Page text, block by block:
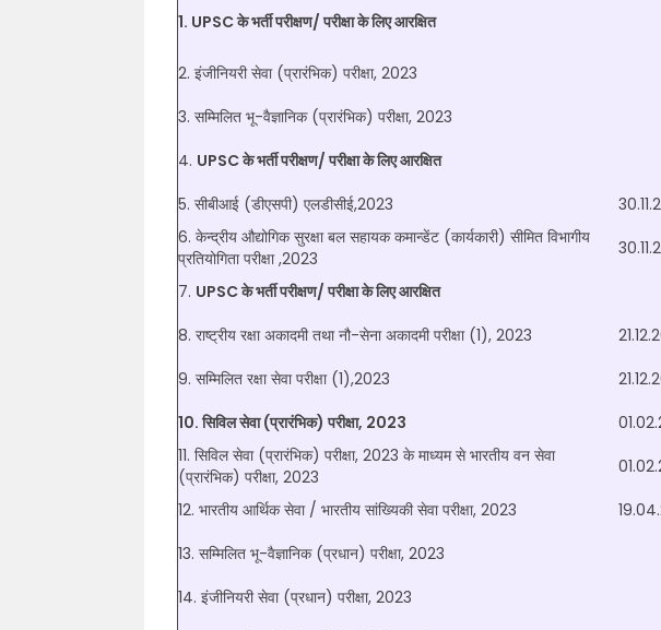
1. UPSC के भर्ती परीक्षण/ परीक्षा के लिए आरक्षित
2. इंजीनियरी सेवा (प्रारंभिक) परीक्षा, 2023
3. सम्मिलित भू-वैज्ञानिक (प्रारंभिक) परीक्षा, 2023
4. UPSC के भर्ती परीक्षण/ परीक्षा के लिए आरक्षित
5. सीबीआई (डीएसपी) एलडीसीई,2023
6. केन्द्रीय औद्योगिक सुरक्षा बल सहायक कमान्डेंट (कार्यकारी) सीमित विभागीय
प्रतियोगिता परीक्षा ,2023
7. UPSC के भर्ती परीक्षण/ परीक्षा के लिए आरक्षित
8. राष्ट्रीय रक्षा अकादमी तथा नौ-सेना अकादमी परीक्षा (1), 2023
9. सम्मिलित रक्षा सेवा परीक्षा (1),2023
10. सिविल सेवा (प्रारंभिक) परीक्षा, 2023
11. सिविल सेवा (प्रारंभिक) परीक्षा, 2023 के माध्यम से भारतीय वन सेवा
(प्रारंभिक) परीक्षा, 2023
12. भारतीय आर्थिक सेवा / भारतीय सांख्यिकी सेवा परीक्षा, 2023
13. सम्मिलित भू-वैज्ञानिक (प्रधान) परीक्षा, 2023
14. इंजीनियरी सेवा (प्रधान) परीक्षा, 2023